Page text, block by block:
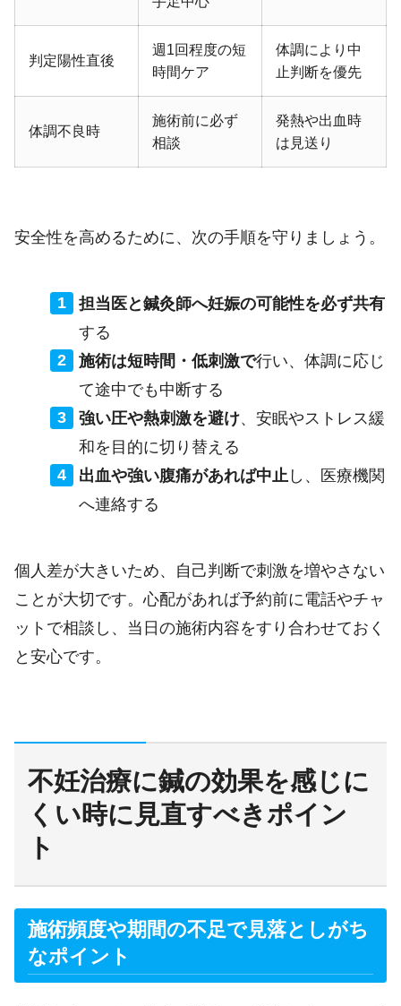
判定陽性直後
週1回程度の短
時間ケア
体調により中
止判断を優先
体調不良時
施術前に必ず
相談
発熱や出血時
は見送り
安全性を高めるために、次の手順を守りましょう。
担当医と鍼灸師へ妊娠の可能性を必ず共有
する
施術は短時間・低刺激で行い、体調に応じ
て途中でも中断する
強い圧や熱刺激を避け、安眠やストレス緩
和を目的に切り替える
出血や強い腹痛があれば中止 し、医療機関
へ連絡する
個人差が大きいため、自己判断で刺激を増やさない
ことが大切です。心配があれば予約前に電話やチャ
ットで相談し、当日の施術内容をすり合わせておく
と安心です。
不妊治療に鍼の効果を感じに
くい時に見直すべきポイン
ト
施術頻度や期間の不足で見落としがち
なポイント